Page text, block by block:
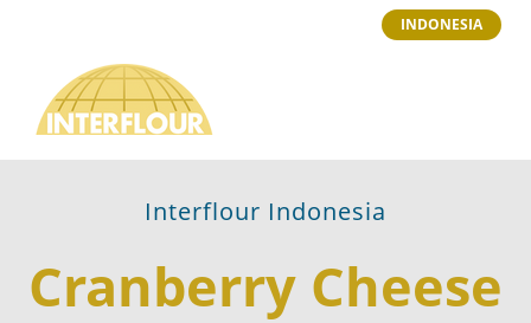
INDONESIA
Interflour Indonesia
Cranberry Cheese